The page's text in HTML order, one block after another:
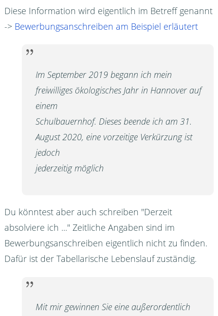
Diese Information wird eigentlich im Betreff genannt
-> Bewerbungsanschreiben am Beispiel erläutert
Im September 2019 begann ich mein
freiwilliges ökologisches Jahr in Hannover auf
einem
Schulbauernhof. Dieses beende ich am 31.
August 2020, eine vorzeitige Verkürzung ist
jedoch
jederzeitig möglich
Du könntest aber auch schreiben "Derzeit
absolviere ich ..." Zeitliche Angaben sind im
Bewerbungsanschreiben eigentlich nicht zu finden.
Dafür ist der Tabellarische Lebenslauf zuständig.
Mit mir gewinnen Sie eine außerordentlich